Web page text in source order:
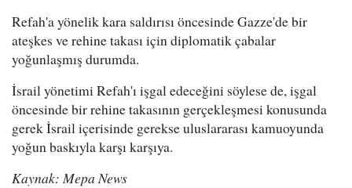
Refah'a yönelik kara saldırısı öncesinde Gazze'de bir
ateşkes ve rehine takası için diplomatik çabalar
yoğunlaşmış durumda.
İsrail yönetimi Refah'ı işgal edeceğini söylese de, işgal
öncesinde bir rehine takasının gerçekleşmesi konusunda
gerek İsrail içerisinde gerekse uluslararası kamuoyunda
yoğun baskıyla karşı karşıya.
Kaynak: Mepa News